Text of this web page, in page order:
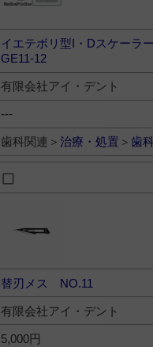
イエテボリ型I・Dスケーラ
GE11-12
有限会社アイ・デント
---
歯科関連＞ 治療・処置 ＞ 歯
替刃メス NO.11
有限会社アイ・デント
5,000円